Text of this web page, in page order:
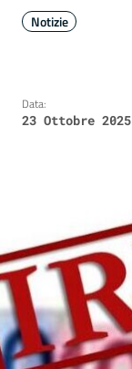
Notizie
Data:
23 Ottobre 2025